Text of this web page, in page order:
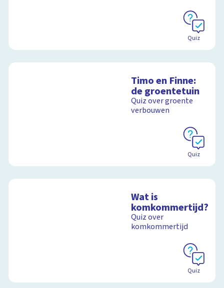
Quiz
Timo en Finne:
de groentetuin
Quiz over groente
verbouwen
Quiz
Wat is
komkommertijd?
Quiz over
komkommertijd
Quiz